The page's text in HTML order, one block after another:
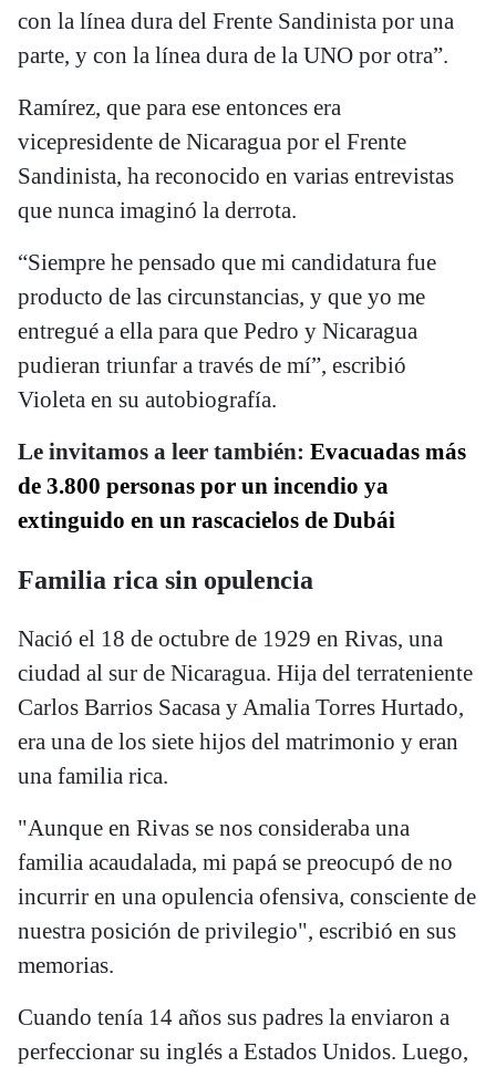
con la línea dura del Frente Sandinista por una
parte, y con la línea dura de la UNO por otra”.
Ramírez, que para ese entonces era
vicepresidente de Nicaragua por el Frente
Sandinista, ha reconocido en varias entrevistas
que nunca imaginó la derrota.
“Siempre he pensado que mi candidatura fue
producto de las circunstancias, y que yo me
entregué a ella para que Pedro y Nicaragua
pudieran triunfar a través de mí”, escribió
Violeta en su autobiografía.
Le invitamos a leer también: Evacuadas más
de 3.800 personas por un incendio ya
extinguido en un rascacielos de Dubái
Familia rica sin opulencia
Nació el 18 de octubre de 1929 en Rivas, una
ciudad al sur de Nicaragua. Hija del terrateniente
Carlos Barrios Sacasa y Amalia Torres Hurtado,
era una de los siete hijos del matrimonio y eran
una familia rica.
"Aunque en Rivas se nos consideraba una
familia acaudalada, mi papá se preocupó de no
incurrir en una opulencia ofensiva, consciente de
nuestra posición de privilegio", escribió en sus
memorias.
Cuando tenía 14 años sus padres la enviaron a
perfeccionar su inglés a Estados Unidos. Luego,